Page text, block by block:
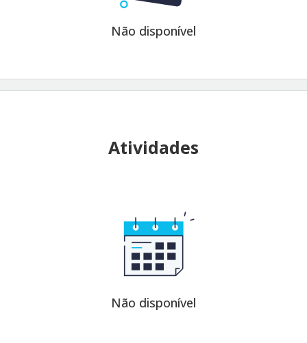
Não disponível
Atividades
Não disponível